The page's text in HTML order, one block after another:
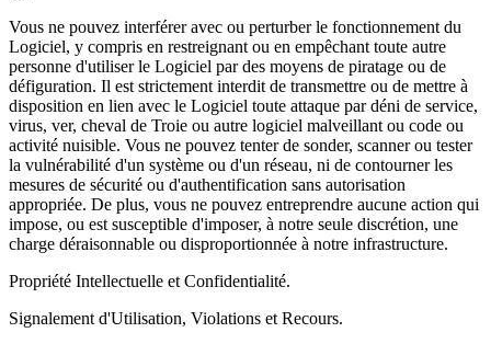
Vous ne pouvez interférer avec ou perturber le fonctionnement du
Logiciel, y compris en restreignant ou en empêchant toute autre
personne d'utiliser le Logiciel par des moyens de piratage ou de
défiguration. Il est strictement interdit de transmettre ou de mettre à
disposition en lien avec le Logiciel toute attaque par déni de service,
virus, ver, cheval de Troie ou autre logiciel malveillant ou code ou
activité nuisible. Vous ne pouvez tenter de sonder, scanner ou tester
la vulnérabilité d'un système ou d'un réseau, ni de contourner les
mesures de sécurité ou d'authentification sans autorisation
appropriée. De plus, vous ne pouvez entreprendre aucune action qui
impose, ou est susceptible d'imposer, à notre seule discrétion, une
charge déraisonnable ou disproportionnée à notre infrastructure.
Propriété Intellectuelle et Confidentialité.
Signalement d'Utilisation, Violations et Recours.